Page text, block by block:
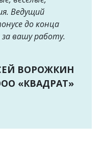
Ведущий
до конца
вашу работу.
ВОРОЖКИН
«КВАДРАТ»